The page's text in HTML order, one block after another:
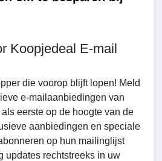
Koopjedeal E-mail
die voorop blijft lopen! Meld
e-mailaanbiedingen van
eerste op de hoogte van de
aanbiedingen en speciale
op hun mailinglijst
updates rechtstreeks in uw